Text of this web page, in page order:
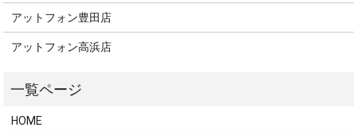
アットフォン豊田店
アットフォン高浜店
HOME